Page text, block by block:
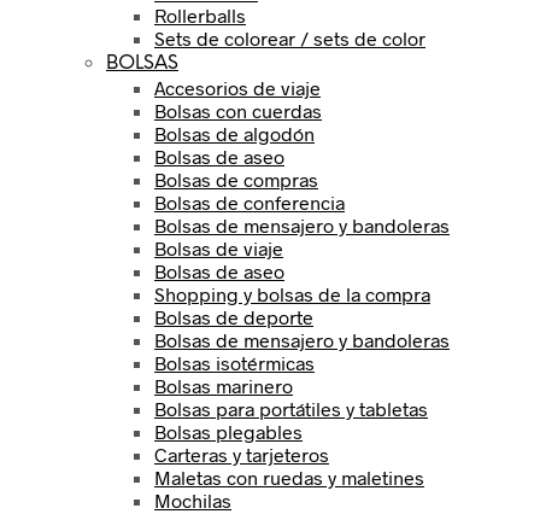
Rollerballs
Sets de colorear / sets de color
BOLSAS
Accesorios de viaje
Bolsas con cuerdas
Bolsas de algodón
Bolsas de aseo
Bolsas de compras
Bolsas de conferencia
Bolsas de mensajero y bandoleras
Bolsas de viaje
Bolsas de aseo
Shopping y bolsas de la compra
Bolsas de deporte
Bolsas de mensajero y bandoleras
Bolsas isotérmicas
Bolsas marinero
Bolsas para portátiles y tabletas
Bolsas plegables
Carteras y tarjeteros
Maletas con ruedas y maletines
Mochilas